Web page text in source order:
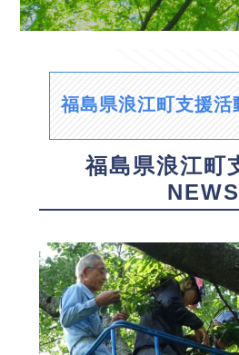
福島県浪江町支援活
福島県浪江町
NEWS